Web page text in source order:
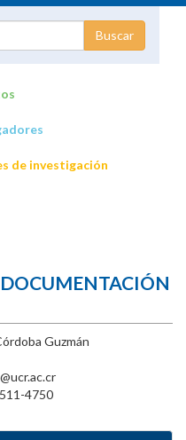
de investigación
Guzmán
4750